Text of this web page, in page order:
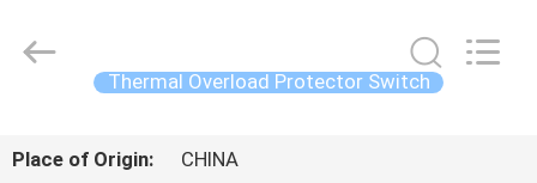
Electric
Thermal Overload Protector Switch
Place of Origin:
CHINA